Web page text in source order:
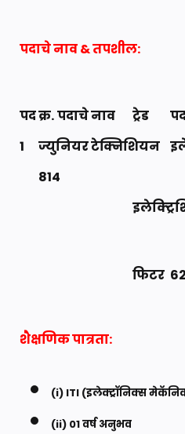
पदाचे नाव & तपशील:
पद क्र.पदाचे नाव ट्रेड
1
ज्युनियर टेक्निशियन
814
फिटर
शैक्षणिक पात्रता:
(i) ITI (इलेक्ट्रॉनिक्स
(ii) 01 वर्ष अनुभव